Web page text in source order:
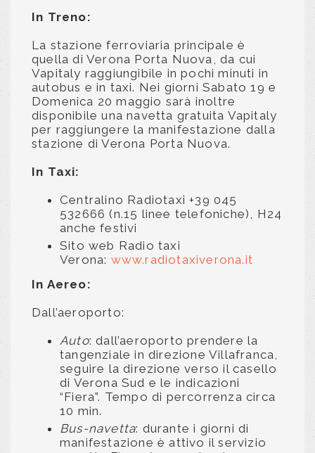
In Treno:
La stazione ferroviaria principale è
quella di Verona Porta Nuova, da cui
Vapitaly raggiungibile in pochi minuti in
autobus e in taxi. Nei giorni Sabato 19 e
Domenica 20 maggio sarà inoltre
disponibile una navetta gratuita Vapitaly
per raggiungere la manifestazione dalla
stazione di Verona Porta Nuova.
In Taxi:
Centralino Radiotaxi +39 045
532666 (n.15 linee telefoniche), H24
anche festivi
Sito web Radio taxi
Verona: www.radiotaxiverona.it
In Aereo:
Dall’aeroporto:
Auto: dall’aeroporto prendere la
tangenziale in direzione Villafranca,
seguire la direzione verso il casello
di Verona Sud e le indicazioni
“Fiera”. Tempo di percorrenza circa
10 min.
Bus-navetta: durante i giorni di
manifestazione è attivo il servizio